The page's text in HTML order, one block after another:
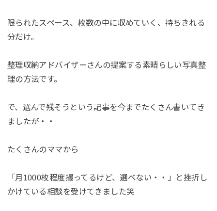
限られたスペース、枚数の中に収めていく、持ちきれる
分だけ。
整理収納アドバイザーさんの提案する素晴らしい写真整
理の方法です。
で、選んで残そうという記事を今までたくさん書いてき
ましたが・・
たくさんのママから
「月1000枚程度撮ってるけど、選べない・・」と挫折し
かけている相談を受けてきました笑